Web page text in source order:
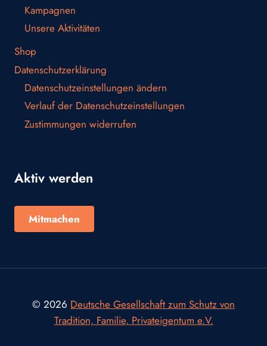
Kampagnen
Unsere Aktivitäten
Shop
Datenschutzerklärung
Datenschutzeinstellungen ändern
Verlauf der Datenschutzeinstellungen
Zustimmungen widerrufen
Aktiv werden
Mitmachen
© 2026 Deutsche Gesellschaft zum Schutz von
Tradition, Familie, Privateigentum e.V.